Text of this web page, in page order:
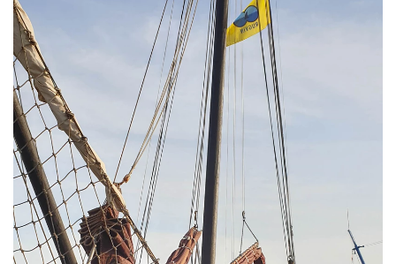
Tijger
Walvis
IJsbeer
Zeeschildpad